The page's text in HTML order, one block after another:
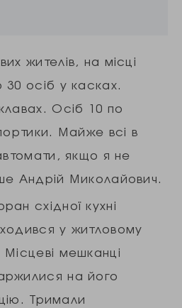
жителів, на місці
осіб у касках.
Осіб 10 по
Майже всі в
якщо я не
Андрій Миколайович.
східної кухні
у житловому
мешканці
на його
Тримали